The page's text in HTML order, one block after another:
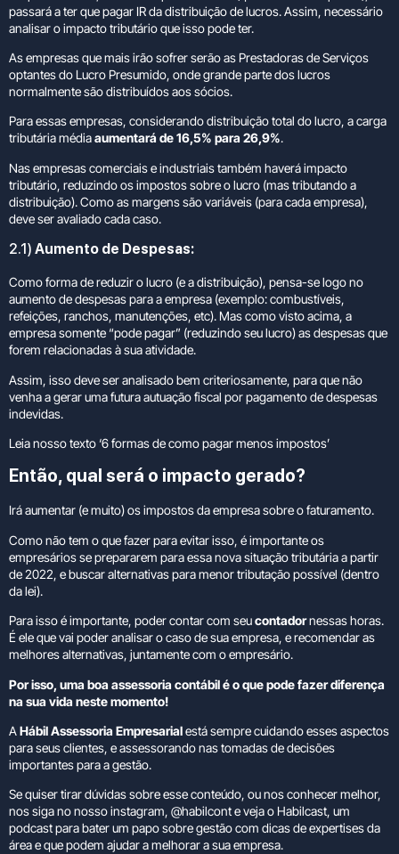
passará a ter que pagar IR da distribuição de lucros. Assim, necessário
analisar o impacto tributário que isso pode ter.
As empresas que mais irão sofrer serão as Prestadoras de Serviços
optantes do Lucro Presumido, onde grande parte dos lucros
normalmente são distribuídos aos sócios.
Para essas empresas, considerando distribuição total do lucro, a carga
tributária médiaaumentará de 16,5% para 26,9%.
Nas empresas comerciais e industriais também haverá impacto
tributário, reduzindo os impostos sobre o lucro (mas tributando a
distribuição). Como as margens são variáveis (para cada empresa),
deve ser avaliado cada caso.
2.1) Aumento de Despesas:
Como forma de reduzir o lucro (e a distribuição), pensa-se logo no
aumento de despesas para a empresa (exemplo: combustíveis,
refeições, ranchos, manutenções, etc). Mas como visto acima, a
empresa somente “pode pagar” (reduzindo seu lucro) as despesas que
forem relacionadas à sua atividade.
Assim, isso deve ser analisado bem criteriosamente, para que não
venha a gerar uma futura autuação fiscal por pagamento de despesas
indevidas.
Leia nosso texto ‘6 formas de como pagar menos impostos’
Então, qual será o impacto gerado?
Irá aumentar (e muito) os impostos da empresa sobre o faturamento.
Como não tem o que fazer para evitar isso, é importante os
empresários se prepararem para essa nova situação tributária a partir
de 2022, e buscar alternativas para menor tributação possível (dentro
da lei).
Para isso é importante, poder contar com seucontadornessas horas.
É ele que vai poder analisar o caso de sua empresa, e recomendar as
melhores alternativas, juntamente com o empresário.
Por isso, uma boa assessoria contábil é o que pode fazer diferença
na sua vida neste momento!
AHábil Assessoria Empresarialestá sempre cuidando esses aspectos
para seus clientes, e assessorando nas tomadas de decisões
importantes para a gestão.
Se quiser tirar dúvidas sobre esse conteúdo, ou nos conhecer melhor,
nos siga no nosso instagram, @habilconte veja o Habilcast, um
podcast para bater um papo sobre gestão com dicas de expertises da
área e que podem ajudar a melhorar a sua empresa.